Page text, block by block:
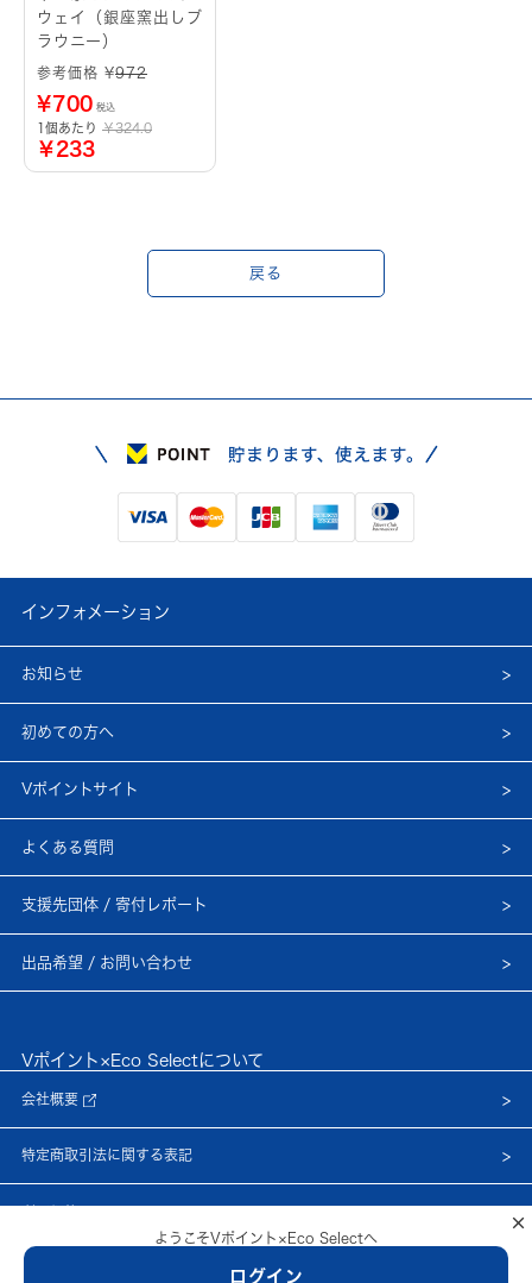
ウェイ（銀座窯出しブ
ラウニー）
参考価格 ¥972
¥700 税込
1個あたり ￥324.0
￥233
戻る
×
ようこそVポイント×Eco Selectへ
ログイン
インフォメーション
お知らせ
初めての方へ
Vポイントサイト
よくある質問
支援先団体 / 寄付レポート
出品希望 / お問い合わせ
Vポイント×Eco Selectについて
会社概要
特定商取引法に関する表記